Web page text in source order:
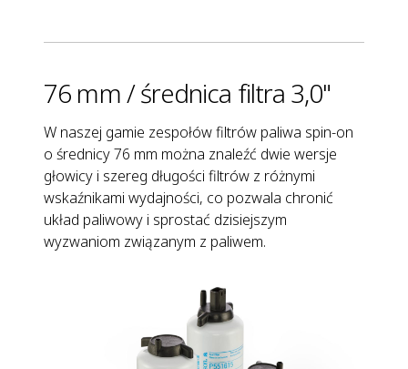
76 mm / średnica filtra 3,0"
W naszej gamie zespołów filtrów paliwa spin-on
o średnicy 76 mm można znaleźć dwie wersje
głowicy i szereg długości filtrów z różnymi
wskaźnikami wydajności, co pozwala chronić
układ paliwowy i sprostać dzisiejszym
wyzwaniom związanym z paliwem.